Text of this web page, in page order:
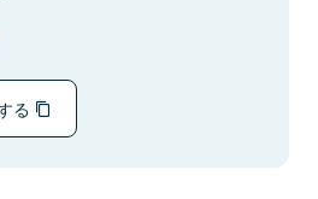
る